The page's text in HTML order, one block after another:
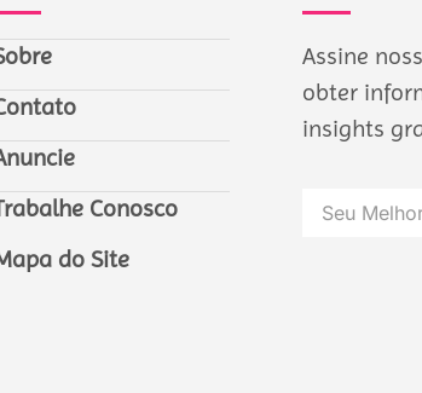
Conosco
do Site
Assine
obter
insights